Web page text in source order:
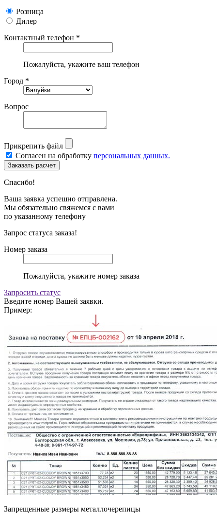
Розница
Дилер
Контактный телефон *
Пожалуйста, укажите ваш телефон
Город *
Вопрос
Прикрепить файл
Согласен на обработку персональных данных.
Спасибо!
Ваша заявка успешно отправлена.
Мы обязательно свяжемся с вами
по указанному телефону
Запрос статуса заказа!
Номер заказа
Пожалуйста, укажите номер заказа
Запросить статус
Введите номер Вашей заявки.
Пример:
Запрещенные размеры металлочерепицы